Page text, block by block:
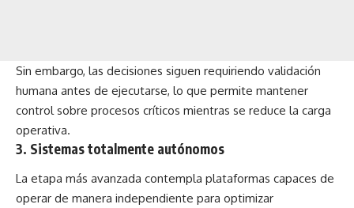
Sin embargo, las decisiones siguen requiriendo validación
humana antes de ejecutarse, lo que permite mantener
control sobre procesos críticos mientras se reduce la carga
operativa.
3. Sistemas totalmente autónomos
La etapa más avanzada contempla plataformas capaces de
operar de manera independiente para optimizar